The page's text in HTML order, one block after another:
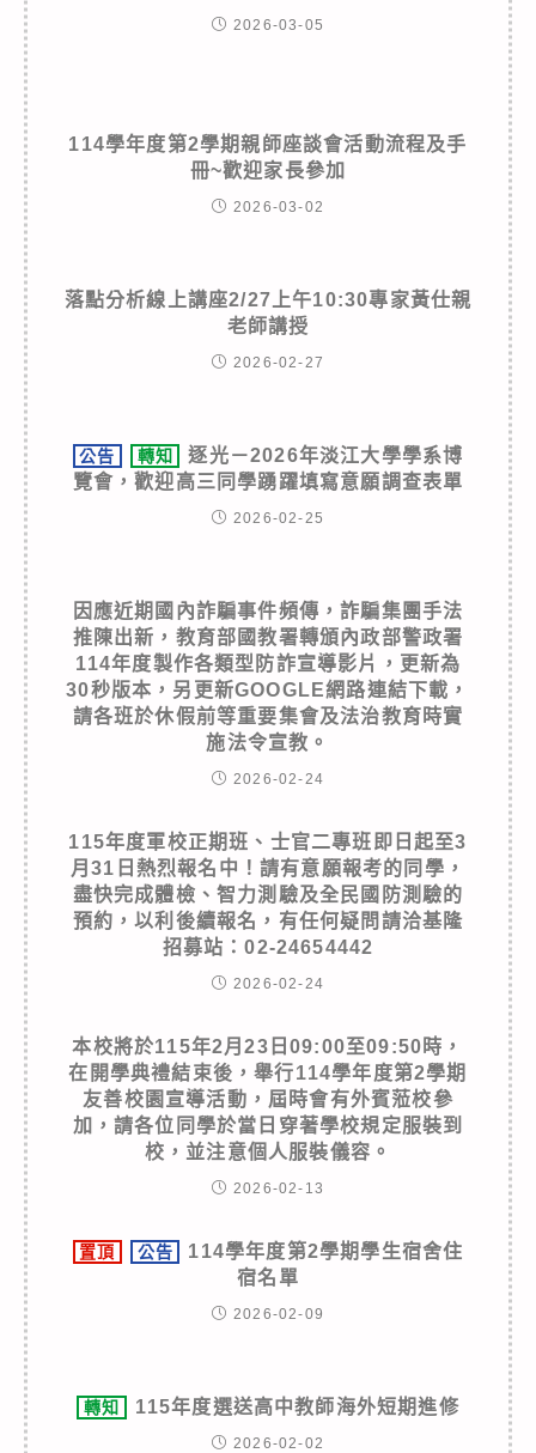
2026-03-05
114學年度第2學期親師座談會活動流程及手
冊~歡迎家長參加
2026-03-02
落點分析線上講座2/27上午10:30專家黃仕親
老師講授
2026-02-27
公告 轉知
逐光－2026年淡江大學學系博
覽會，歡迎高三同學踴躍填寫意願調查表單
2026-02-25
因應近期國內詐騙事件頻傳，詐騙集團手法
推陳出新，教育部國教署轉頒內政部警政署
114年度製作各類型防詐宣導影片，更新為
30秒版本，另更新GOOGLE網路連結下載，
請各班於休假前等重要集會及法治教育時實
施法令宣教。
2026-02-24
115年度軍校正期班、士官二專班即日起至3
月31日熱烈報名中！請有意願報考的同學，
盡快完成體檢、智力測驗及全民國防測驗的
預約，以利後續報名，有任何疑問請洽基隆
招募站：02-24654442
2026-02-24
本校將於115年2月23日09:00至09:50時，
在開學典禮結束後，舉行114學年度第2學期
友善校園宣導活動，屆時會有外賓蒞校參
加，請各位同學於當日穿著學校規定服裝到
校，並注意個人服裝儀容。
2026-02-13
置頂 公告
114學年度第2學期學生宿舍住
宿名單
2026-02-09
轉知 115年度選送高中教師海外短期進修
2026-02-02